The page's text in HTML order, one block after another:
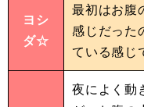
ヨシ
ダ☆
最初はお腹
感じだった
ている感じ
夜によく動